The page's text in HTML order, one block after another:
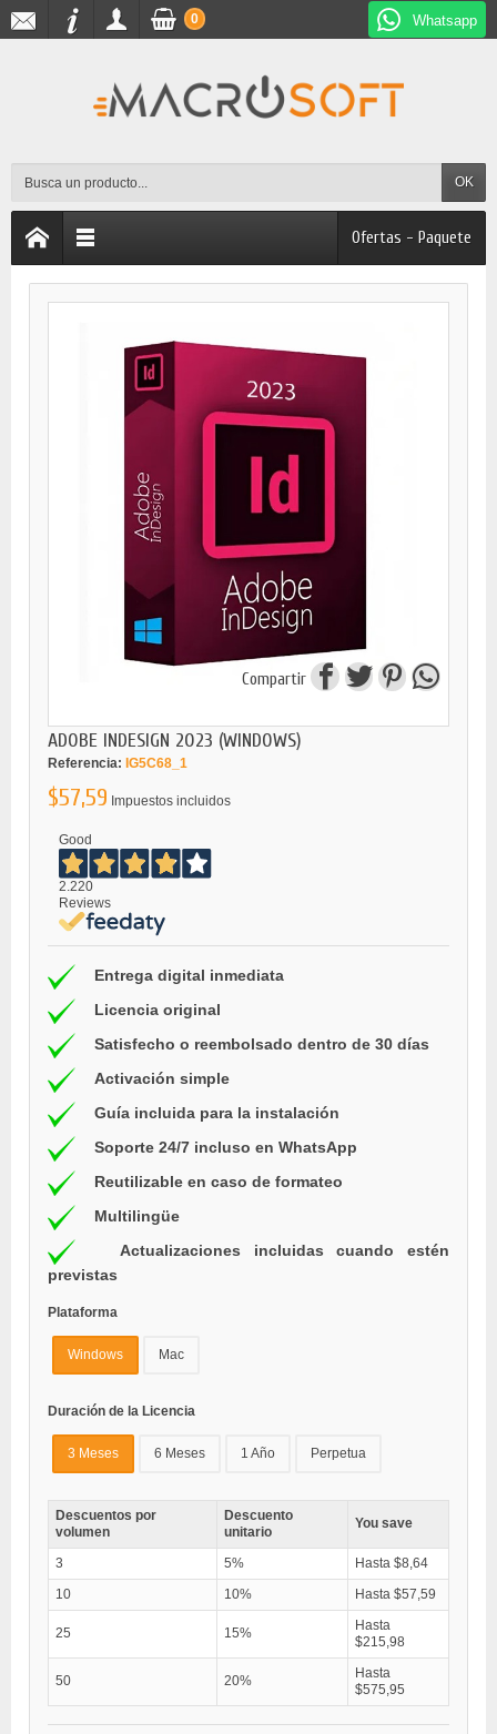
Whatsapp
OK
0
Ofertas - Paquete
Compartir
ADOBE INDESIGN 2023 (WINDOWS)
Referencia: IG5C68_1
$57,59 Impuestos incluidos
Good
2.220
Reviews
Entrega digital inmediata
Licencia original
Satisfecho o reembolsado dentro de 30 días
Activación simple
Guía incluida para la instalación
Soporte 24/7 incluso en WhatsApp
Reutilizable en caso de formateo
Multilingüe
Actualizaciones incluidas cuando estén
previstas
Plataforma
Windows Mac
Duración de la Licencia
3 Meses 6 Meses 1 Año Perpetua
Descuentos por
volumen
Descuento
unitario
You save
3 5%
Hasta $8,64
10
10% Hasta $57,59
25 15%
Hasta
$215,98
50 20%
Hasta
$575,95